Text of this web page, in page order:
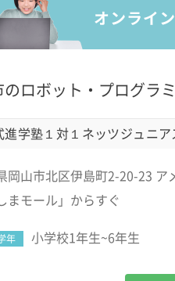
のロボット・プログラ
進学塾１対１ネッツジュニ
岡山市北区伊島町2-20-23 ア
まモール」からすぐ
年 小学校1年生~6年生